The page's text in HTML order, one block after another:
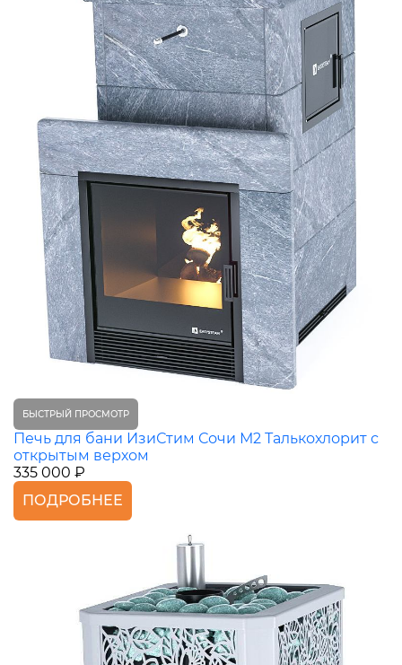
БЫСТРЫЙ ПРОСМОТР
Печь для бани ИзиСтим Сочи М2 Талькохлорит с
открытым верхом
335 000 ₽
ПОДРОБНЕЕ